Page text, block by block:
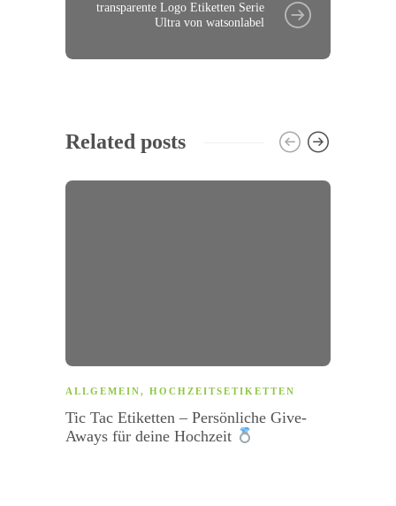
transparente Logo Etiketten Serie
Ultra von watsonlabel
Related posts
ALLGEMEIN, HOCHZEITSETIKETTEN
Tic Tac Etiketten – Persönliche Give-
Aways für deine Hochzeit